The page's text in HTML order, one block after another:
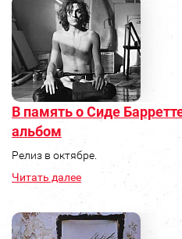
В память о Сиде
альбом
Релиз в октябре.
Читать далее